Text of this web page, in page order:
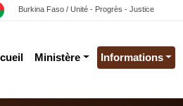
Burkina Faso / Unité - Progrès - Justice
Ministère Informations